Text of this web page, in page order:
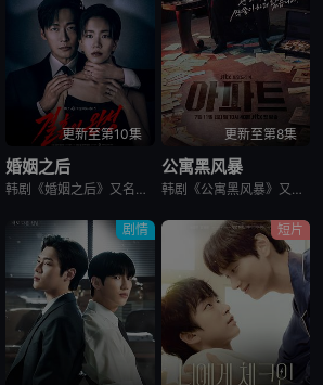
更新至第10集
婚姻之后
韩剧《婚姻之后》又名：婚姻的完成,The Husband,The Fulfillment of Marriage,결혼의 완성，讲述了：神经外科权威姜泰柱（南宫珉 饰）因为老婆高世允（李雪 饰）在提出
更新至第8集
公寓黑风暴
韩剧《公寓黑风暴》又名：公寓,The Apartment Job,아파트，讲述了：曾经的帮派老大急需现金，于是和有志成为律师的同伴合作，打算窃取住宅社区的储备基金，却意外揭开深藏的腐败真相。
剧情 短片